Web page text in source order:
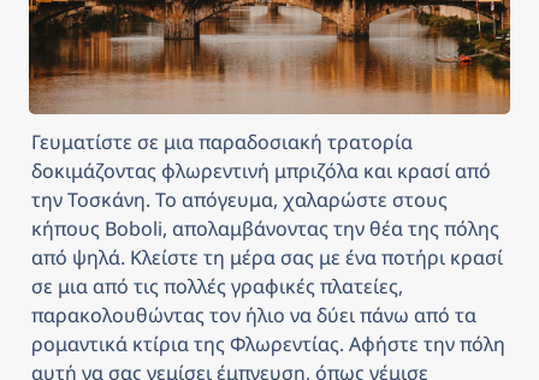
Γευματίστε σε μια παραδοσιακή τρατορία
δοκιμάζοντας φλωρεντινή μπριζόλα και κρασί από
την Τοσκάνη. Το απόγευμα, χαλαρώστε στους
κήπους Boboli, απολαμβάνοντας την θέα της πόλης
από ψηλά. Κλείστε τη μέρα σας με ένα ποτήρι κρασί
σε μια από τις πολλές γραφικές πλατείες,
παρακολουθώντας τον ήλιο να δύει πάνω από τα
ρομαντικά κτίρια της Φλωρεντίας. Αφήστε την πόλη
αυτή να σας γεμίσει έμπνευση, όπως γέμισε